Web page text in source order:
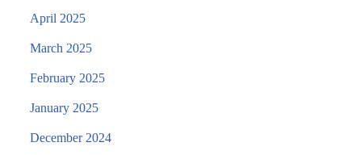
April 2025
March 2025
February 2025
January 2025
December 2024